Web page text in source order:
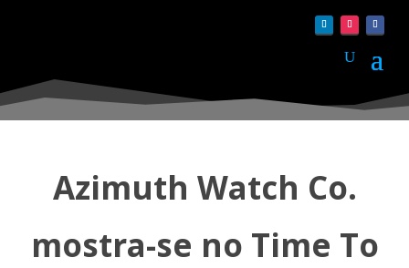
Azimuth Watch Co.
mostra-se no Time To